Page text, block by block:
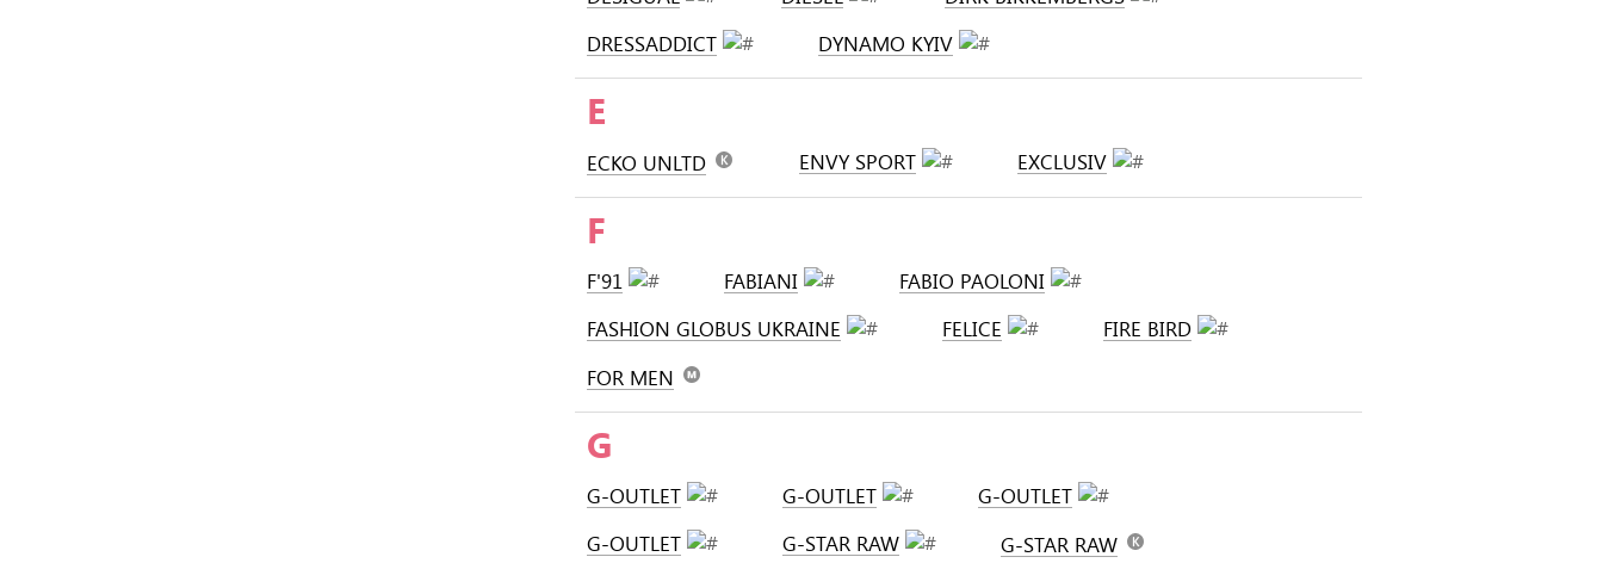
DRESSADDICT
DYNAMO KYIV
E
ECKO UNLTD ENVY SPORT EXCLUSIV
F
F'91 FABIANI
FABIO PAOLONI
FASHION GLOBUS UKRAINE
FELICE
FIRE BIRD
FOR MEN
G
G-OUTLET G-OUTLET
G-OUTLET
G-OUTLET
G-STAR RAW
G-STAR RAW